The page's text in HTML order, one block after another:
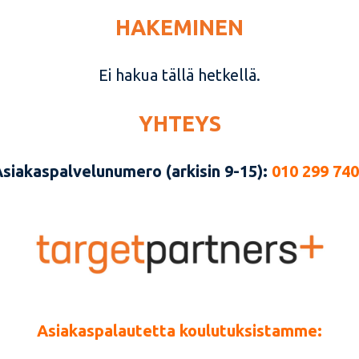
HAKEMINEN
Ei hakua tällä hetkellä.
YHTEYS
(arkisin 9-15): 010 299
Asiakaspalautetta koulutuksistamme: